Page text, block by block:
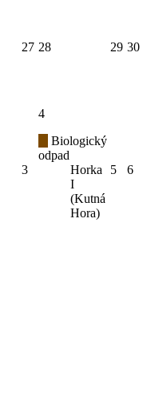
27 28 29 30
3
4
Biologický
odpad
Horka
I
(Kutná
Hora)
5 6